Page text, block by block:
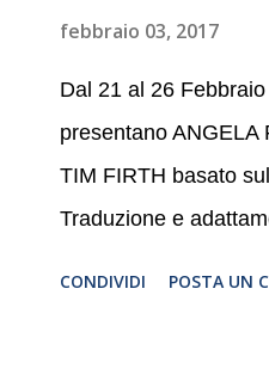
2008 da Kristjan
febbraio 03, 2017
Dal 21 al 26
presentano ANGELA
TIM FIRTH basato
Traduzione e
CONDIVIDI POSTA UN